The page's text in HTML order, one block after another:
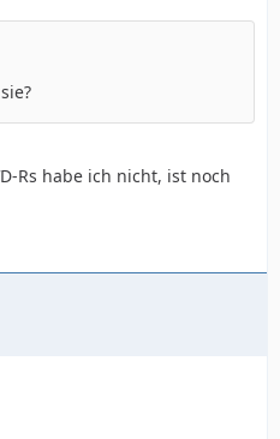
Rs habe ich nicht, ist noch